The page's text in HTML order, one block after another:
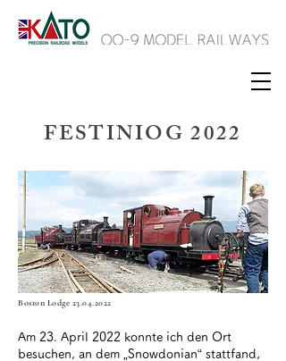
FESTINIOG 2022
Boston Lodge 23.04.2022
Am 23. April 2022 konnte ich den Ort
besuchen, an dem „Snowdonian“ stattfand,